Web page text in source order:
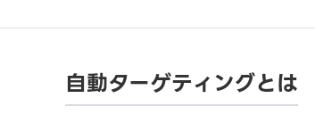
自動ターゲティングとは